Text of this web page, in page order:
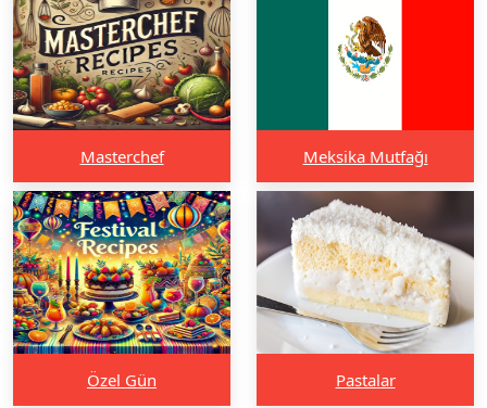
Masterchef Meksika Mutfağı
Özel Gün Pastalar